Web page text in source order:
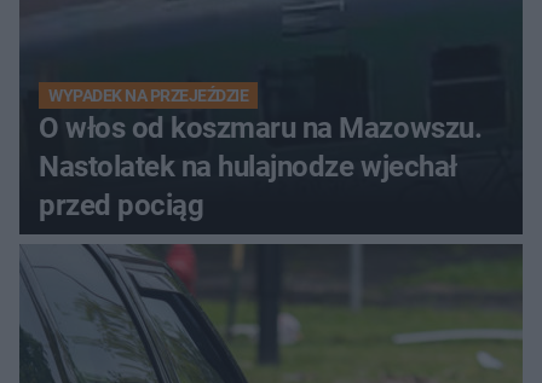
WYPADEK NA PRZEJEŹDZIE
O włos od koszmaru na Mazowszu.
Nastolatek na hulajnodze wjechał
przed pociąg